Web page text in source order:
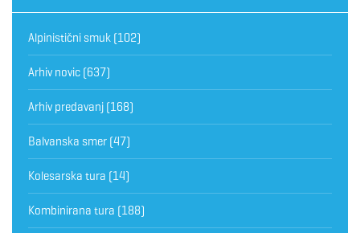
Alpinistični smuk (102)
Arhiv novic (637)
Arhiv predavanj (168)
Balvanska smer (47)
Kolesarska tura (14)
Kombinirana tura (188)